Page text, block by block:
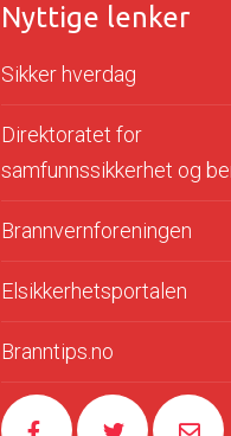
Nyttige lenker
Sikker hverdag
Direktoratet for
samfunnssikkerhet og
Brannvernforeningen
Elsikkerhetsportalen
Branntips.no